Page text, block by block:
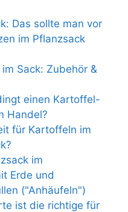
Das sollte man vor
im Pflanzsack
Sack: Zubehör &
einen Kartoffel-
Handel?
für Kartoffeln im
im
Erde und
("Anhäufeln")
ist die richtige für